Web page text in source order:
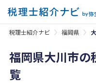
税理士紹介ナビ 福岡県
福岡県大川市の
覧